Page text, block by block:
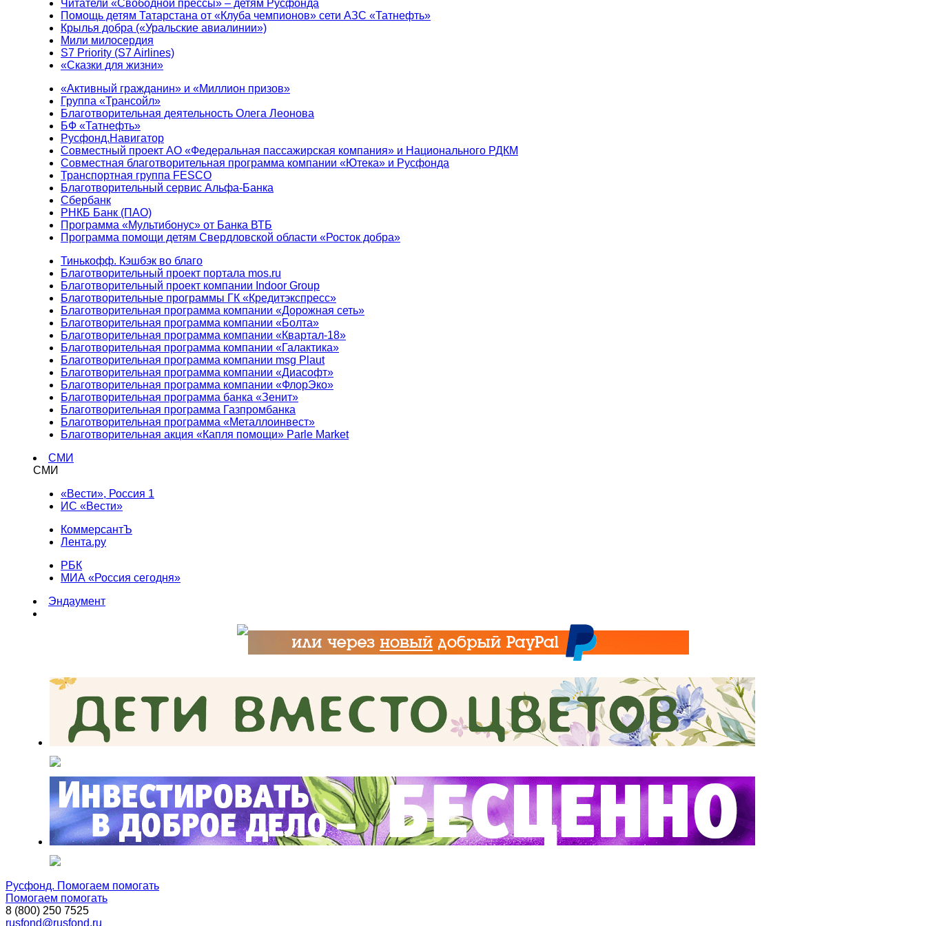
Читатели «Свободной прессы» – детям Русфонда
Помощь детям Татарстана от «Клуба чемпионов» сети АЗС «Татнефть»
Крылья добра («Уральские авиалинии»)
Мили милосердия
S7 Priority (S7 Airlines)
«Сказки для жизни»
«Активный гражданин» и «Миллион призов»
Группа «Трансойл»
Благотворительная деятельность Олега Леонова
БФ «Татнефть»
Русфонд.Навигатор
Совместный проект АО «Федеральная пассажирская компания» и Национального РДКМ
Совместная благотворительная программа компании «Ютека» и Русфонда
Транспортная группа FESCO
Благотворительный сервис Альфа-Банка
Сбербанк
РНКБ Банк (ПАО)
Программа «Мультибонус» от Банка ВТБ
Программа помощи детям Свердловской области «Росток добра»
Тинькофф. Кэшбэк во благо
Благотворительный проект портала mos.ru
Благотворительный проект компании Indoor Group
Благотворительные программы ГК «Кредитэкспресс»
Благотворительная программа компании «Дорожная сеть»
Благотворительная программа компании «Болта»
Благотворительная программа компании «Квартал-18»
Благотворительная программа компании «Галактика»
Благотворительная программа компании msg Plaut
Благотворительная программа компании «Диасофт»
Благотворительная программа компании «ФлорЭко»
Благотворительная программа банка «Зенит»
Благотворительная программа Газпромбанка
Благотворительная программа «Металлоинвест»
Благотворительная акция «Капля помощи» Parle Market
СМИ
СМИ
«Вести», Россия 1
ИС «Вести»
КоммерсантЪ
Лента.ру
РБК
МИА «Россия сегодня»
Эндаумент
Русфонд. Помогаем помогать
Помогаем помогать
8 (800) 250 7525
rusfond@rusfond.ru